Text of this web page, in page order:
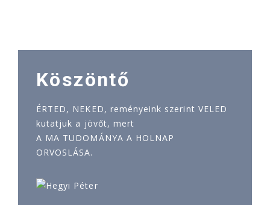
Köszöntő
ÉRTED, NEKED, reményeink szerint VELED
kutatjuk a jövőt, mert
A MA TUDOMÁNYA A HOLNAP
ORVOSLÁSA.